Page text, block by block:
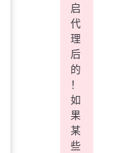
启
代
理
后
的
！
如
果
某
些